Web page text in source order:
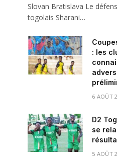
Slovan Bratislava Le
togolais Sharani…
: les
6 AOÛT
D2
se
5 AOÛT